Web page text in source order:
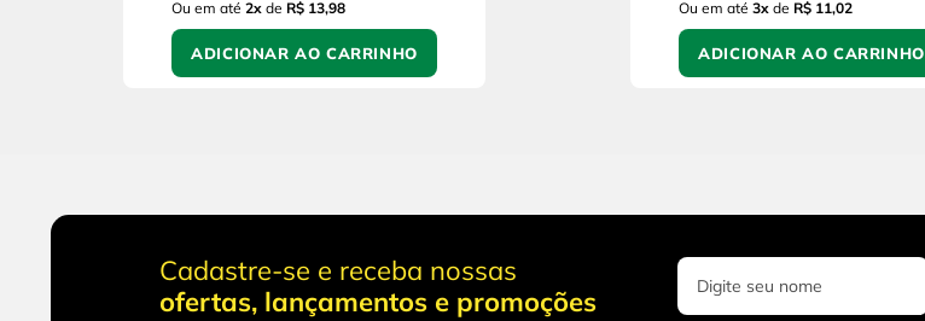
Ou em até2x de R$ 13,98
ADICIONAR AO CARRINHO
Ou em até3x de R$ 11,02
ADICIONAR AO CARRINHO
Cadastre-se e receba nossas
ofertas, lançamentos e promoções